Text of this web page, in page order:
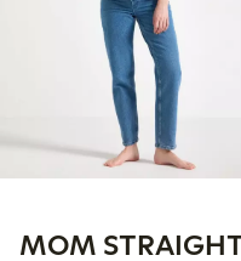
MOM